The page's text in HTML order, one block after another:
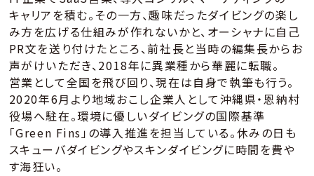
キャリアを積む。その一方、趣味だったダイビングの楽し
み方を広げる仕組みが作れないかと、オーシャナに自己
PR文を送り付けたところ、前社長と当時の編集長からお
声がけいただき、2018年に異業種から華麗に転職。
営業として全国を飛び回り、現在は自身で執筆も行う。
2020年6月より地域おこし企業人として沖縄県・恩納村
役場へ駐在。環境に優しいダイビングの国際基準
「Green Fins」の導入推進を担当している。休みの日も
スキューバダイビングやスキンダイビングに時間を費や
す海狂い。